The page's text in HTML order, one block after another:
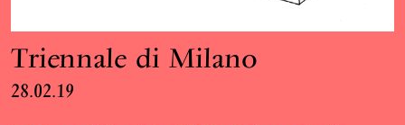
Triennale di Milano
28.02.19